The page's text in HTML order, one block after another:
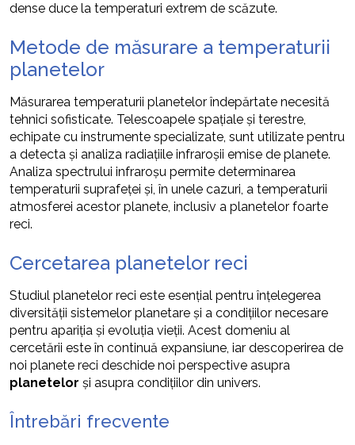
dense duce la temperaturi extrem de scăzute.
Metode de măsurare a temperaturii
planetelor
Măsurarea temperaturii planetelor îndepărtate necesită
tehnici sofisticate. Telescoapele spațiale și terestre,
echipate cu instrumente specializate, sunt utilizate pentru
a detecta și analiza radiațiile infraroșii emise de planete.
Analiza spectrului infraroșu permite determinarea
temperaturii suprafeței și, în unele cazuri, a temperaturii
atmosferei acestor planete, inclusiv a planetelor foarte
reci.
Cercetarea planetelor reci
Studiul planetelor reci este esențial pentru înțelegerea
diversității sistemelor planetare și a condițiilor necesare
pentru apariția și evoluția vieții. Acest domeniu al
cercetării este în continuă expansiune, iar descoperirea de
noi planete reci deschide noi perspective asupra
planetelor și asupra condițiilor din univers.
Întrebări frecvente